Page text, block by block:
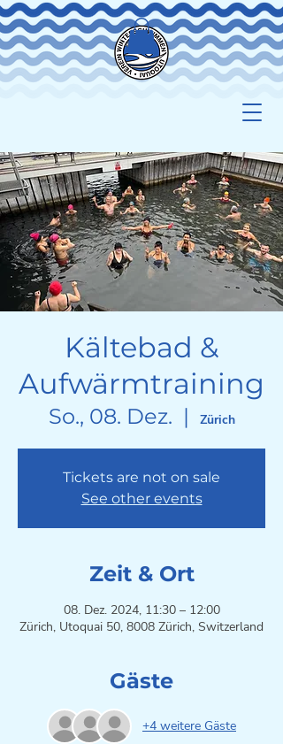
Kältebad &
Aufwärmtraining
So., 08. Dez.
  |
Zürich
Tickets are not on sale
See other events
Zeit & Ort
08. Dez. 2024, 11:30 – 12:00
Zürich, Utoquai 50, 8008 Zürich, Switzerland
Gäste
+4 weitere Gäste